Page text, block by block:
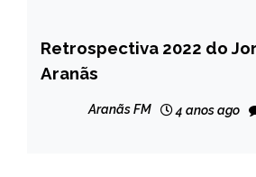
BRASIL
CAPELINHA
ENTRETENIMENTO
Retrospectiva 2022 do
Aranãs
Aranãs FM 4 anos ago